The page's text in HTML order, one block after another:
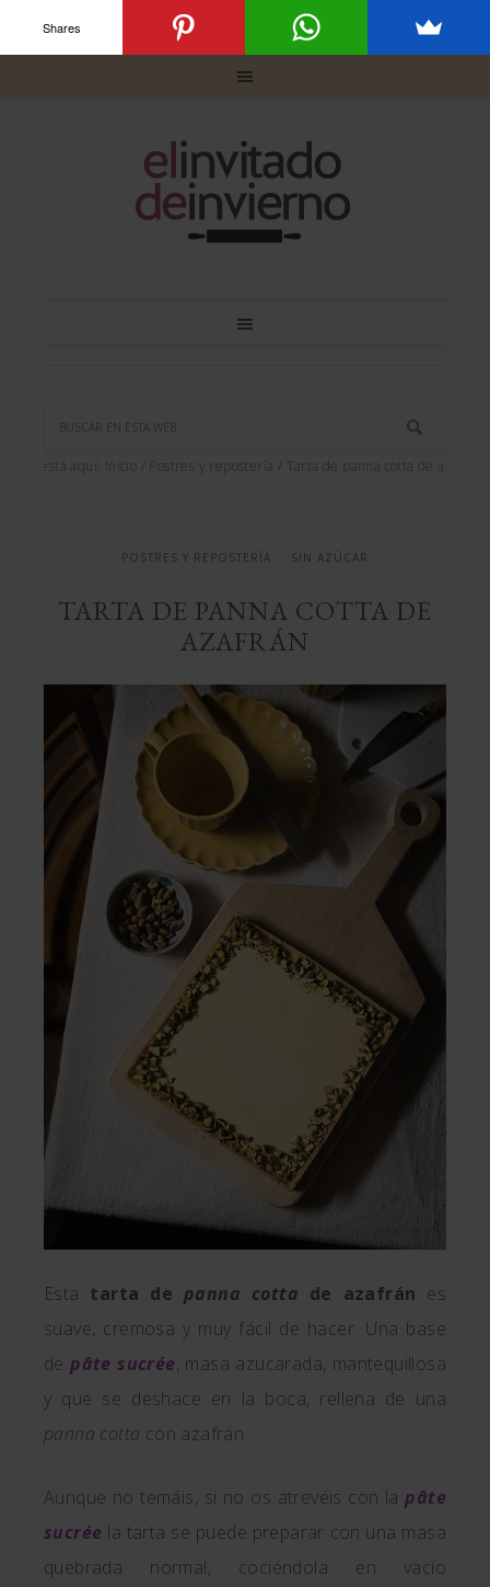
Usted está aquí: Inicio Postres y repostería Tarta de panna cotta de azafrán
POSTRES Y REPOSTERÍA SIN AZÚCAR
TARTA DE PANNA COTTA DE
AZAFRÁN
Esta tarta depanna cotta de azafrán es
suave, cremosa y muy fácil de hacer. Una base
depâte sucrée, masa azucarada, mantequillosa
y que se deshace en la boca, rellena de una
panna cotta con azafrán.
Aunque no temáis, si no os atrevéis con lapâte
sucrée la tarta se puede preparar con una masa
quebrada normal, cociéndola en vacío
Shares